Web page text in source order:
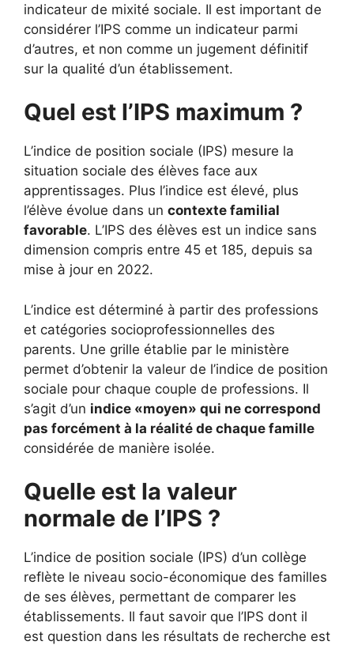
indicateur de mixité sociale. Il est important de
considérer l’IPS comme un indicateur parmi
d’autres, et non comme un jugement définitif
sur la qualité d’un établissement.
Quel est l’IPS maximum ?
L’indice de position sociale (IPS) mesure la
situation sociale des élèves face aux
apprentissages. Plus l’indice est élevé, plus
l’élève évolue dans un contexte familial
favorable. L’IPS des élèves est un indice sans
dimension compris entre 45 et 185, depuis sa
mise à jour en 2022.
L’indice est déterminé à partir des professions
et catégories socioprofessionnelles des
parents. Une grille établie par le ministère
permet d’obtenir la valeur de l’indice de position
sociale pour chaque couple de professions. Il
s’agit d’un indice «moyen» qui ne correspond
pas forcément à la réalité de chaque famille
considérée de manière isolée.
Quelle est la valeur
normale de l’IPS ?
L’indice de position sociale (IPS) d’un collège
reflète le niveau socio-économique des familles
de ses élèves, permettant de comparer les
établissements. Il faut savoir que l’IPS dont il
est question dans les résultats de recherche est